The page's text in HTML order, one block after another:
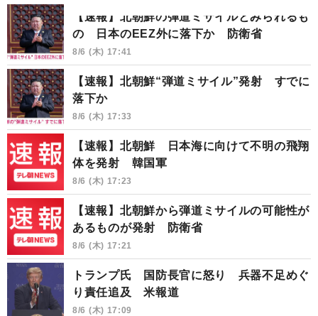
【速報】北朝鮮の弾道ミサイルとみられるも
の 日本のEEZ外に落下か 防衛省
8/6 (木) 17:41
【速報】北朝鮮“弾道ミサイル”発射 すでに
落下か
8/6 (木) 17:33
【速報】北朝鮮 日本海に向けて不明の飛翔
体を発射 韓国軍
8/6 (木) 17:23
【速報】北朝鮮から弾道ミサイルの可能性が
あるものが発射 防衛省
8/6 (木) 17:21
トランプ氏 国防長官に怒り 兵器不足めぐ
り責任追及 米報道
8/6 (木) 17:09